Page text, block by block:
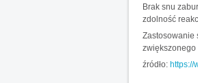
Brak snu
zdolność
Zastosowanie
zwiększonego
źródło: https://